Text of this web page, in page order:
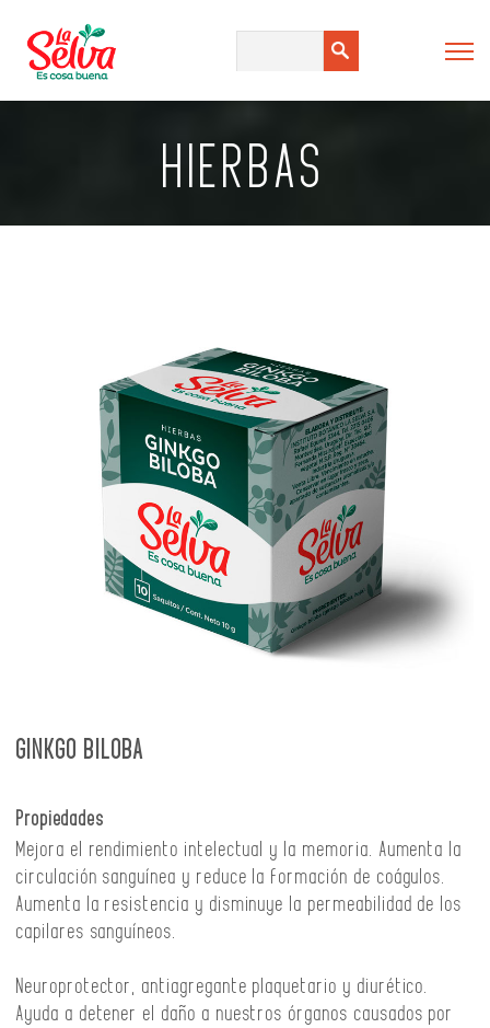
HIERBAS
GINKGO BILOBA
Propiedades
Mejora el rendimiento intelectual y la memoria. Aumenta la
circulación sanguínea y reduce la formación de coágulos.
Aumenta la resistencia y disminuye la permeabilidad de los
capilares sanguíneos.
Neuroprotector, antiagregante plaquetario y diurético.
Ayuda a detener el daño a nuestros órganos causados por